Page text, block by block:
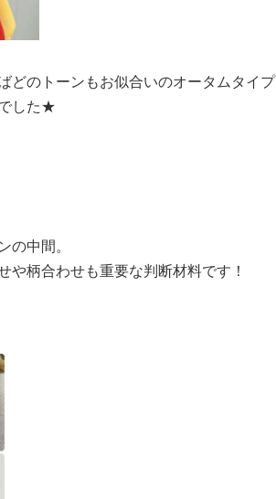
どのトーンもお似合いのオータムタイプ
した★
の中間。
や柄合わせも重要な判断材料です！